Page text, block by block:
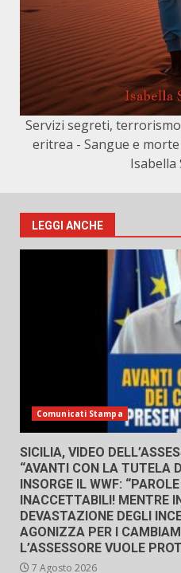
Servizi segreti,
eritrea - Sangue e
Isabella
LEGGI ANCHE
Comunicati Stampa
SICILIA, VIDEO
“AVANTI CON LA TUTELA
INSORGE IL WWF:
INACCETTABILI! MENTRE
DEVASTAZIONE DEGLI
AGONIZZA PER I
L’ASSESSORE VUOLE
7 Agosto 2026